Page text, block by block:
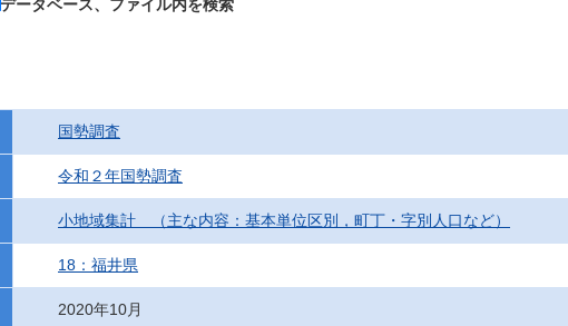
データベース、ファイル内を検索
国勢調査
令和２年国勢調査
小地域集計 （主な内容：基本単位区別，町丁・字別人口など）
18：福井県
2020年10月